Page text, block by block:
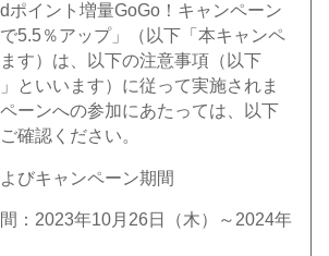
ポイント増量GoGo！キャンペーン
5.5％アップ」（以下「本キャンペ
す）は、以下の注意事項（以下
」といいます）に従って実施されま
ーンへの参加にあたっては、以下
確認ください。
びキャンペーン期間
：2023年10月26日（木）～2024年